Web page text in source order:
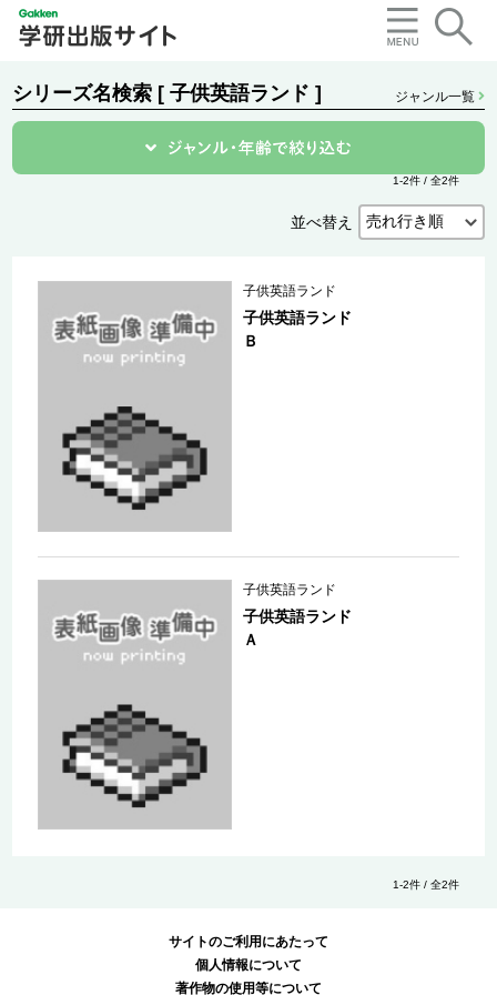
シリーズ名検索 [ 子供英語ランド ] ジャンル一覧
1-2件 / 全2件
並べ替え
子供英語ランド
子供英語ランド
Ｂ
子供英語ランド
子供英語ランド
Ａ
1-2件 / 全2件
サイトのご利用にあたって
個人情報について
著作物の使用等について